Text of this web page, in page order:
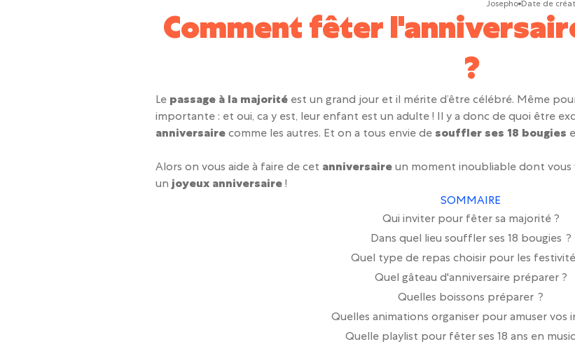
Josepho Date de
Comment fêter
?
Le passage à la majorité est un grand jour et il mérite d’être célébré. Même
importante : et oui, ca y est, leur enfant est un adulte ! Il y a donc de quoi être
anniversaire comme les autres. Et on a tous envie de souffler ses 18 bougies
Alors on vous aide à faire de cet anniversaire un moment inoubliable dont vous
unjoyeux anniversaire !
SOMMAIRE
Qui inviter pour fêter sa majorité ?
Dans quel lieu souffler ses 18 bougies ?
Quel type de repas choisir pour les
Quel gâteau d'anniversaire préparer ?
Quelles boissons préparer ?
Quelles animations organiser pour amuser vos
Quelle playlist pour fêter ses 18 ans en